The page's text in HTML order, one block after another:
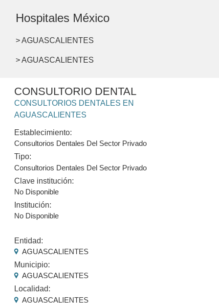
Hospitales México
> AGUASCALIENTES
> AGUASCALIENTES
CONSULTORIO DENTAL
CONSULTORIOS DENTALES EN
AGUASCALIENTES
Establecimiento:
Consultorios Dentales Del Sector Privado
Tipo:
Consultorios Dentales Del Sector Privado
Clave institución:
No Disponible
Institución:
No Disponible
Entidad:
AGUASCALIENTES
Municipio:
AGUASCALIENTES
Localidad:
AGUASCALIENTES